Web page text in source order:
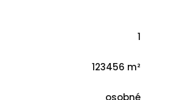
1
123456 m²
osobné